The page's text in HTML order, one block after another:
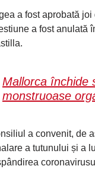
a fost aprobată
a fost anulată
Mallorca închide
monstruoase
a convenit, de
a tutunului și a